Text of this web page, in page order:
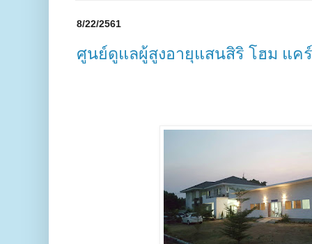
8/22/2561
ศูนย์ดูแลผู้สูงอายุแสนสิริ โฮม แคร์